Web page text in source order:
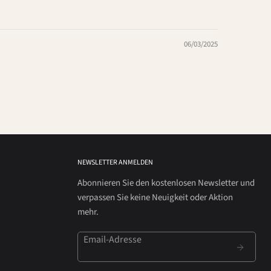
06/03/2025
NEWSLETTER ANMELDEN
Abonnieren Sie den kostenlosen Newsletter und
verpassen Sie keine Neuigkeit oder Aktion
mehr.
Email-Adresse